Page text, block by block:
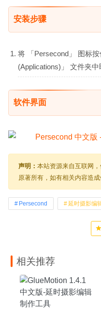
安装步骤
将 「Persecond」 图标
(Applications)」 文件夹
软件界面
声明： 本站资源来自互联网
原著所有，如有相关内容造
Persecond 延时摄影编
相关推荐